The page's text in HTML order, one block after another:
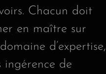
Chacun doit
en maître sur
d’expertise,
ingérence de